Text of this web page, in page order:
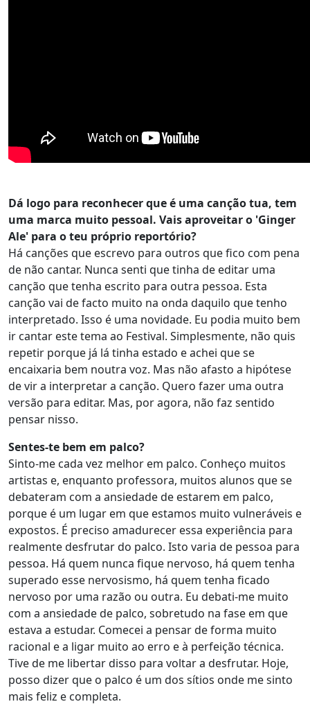
Dá logo para reconhecer que é uma canção tua, tem
uma marca muito pessoal. Vais aproveitar o 'Ginger
Ale' para o teu próprio reportório?
Há canções que escrevo para outros que fico com pena
de não cantar. Nunca senti que tinha de editar uma
canção que tenha escrito para outra pessoa. Esta
canção vai de facto muito na onda daquilo que tenho
interpretado. Isso é uma novidade. Eu podia muito bem
ir cantar este tema ao Festival. Simplesmente, não quis
repetir porque já lá tinha estado e achei que se
encaixaria bem noutra voz. Mas não afasto a hipótese
de vir a interpretar a canção. Quero fazer uma outra
versão para editar. Mas, por agora, não faz sentido
pensar nisso.
Sentes-te bem em palco?
Sinto-me cada vez melhor em palco. Conheço muitos
artistas e, enquanto professora, muitos alunos que se
debateram com a ansiedade de estarem em palco,
porque é um lugar em que estamos muito vulneráveis e
expostos. É preciso amadurecer essa experiência para
realmente desfrutar do palco. Isto varia de pessoa para
pessoa. Há quem nunca fique nervoso, há quem tenha
superado esse nervosismo, há quem tenha ficado
nervoso por uma razão ou outra. Eu debati-me muito
com a ansiedade de palco, sobretudo na fase em que
estava a estudar. Comecei a pensar de forma muito
racional e a ligar muito ao erro e à perfeição técnica.
Tive de me libertar disso para voltar a desfrutar. Hoje,
posso dizer que o palco é um dos sítios onde me sinto
mais feliz e completa.